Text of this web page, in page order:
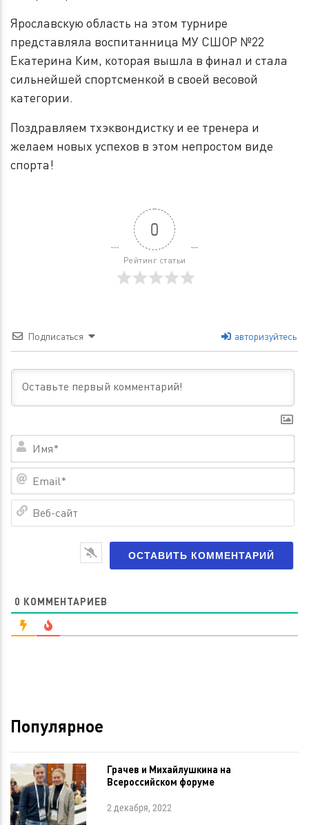
Ярославскую область на этом турнире
представляла воспитанница МУ СШОР №22
Екатерина Ким, которая вышла в финал и стала
сильнейшей спортсменкой в своей весовой
категории.
Поздравляем тхэквондистку и ее тренера и
желаем новых успехов в этом непростом виде
спорта!
0
Рейтинг статьи
Подписаться авторизуйтесь
0 КОММЕНТАРИЕВ
Популярное
Грачев и Михайлушкина на
Всероссийском форуме
2 декабря, 2022